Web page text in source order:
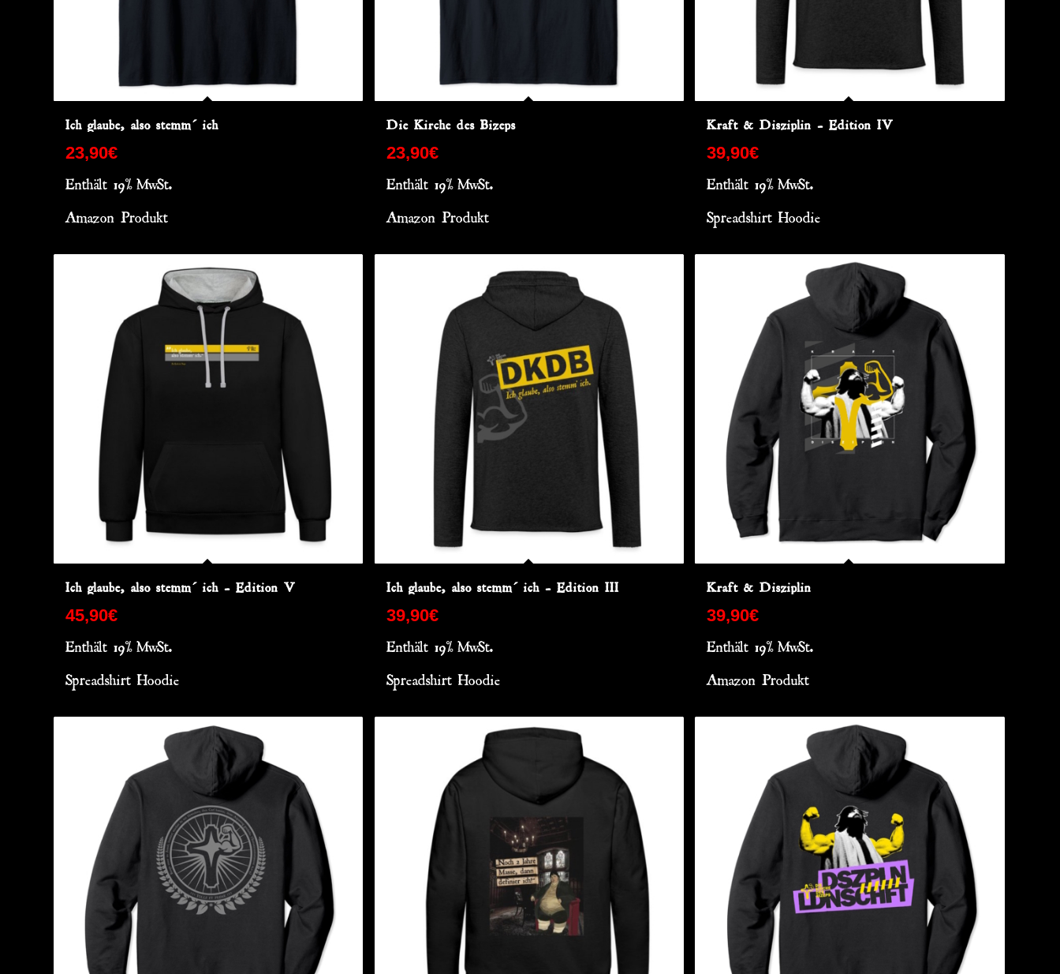
Ich glaube, also stemm´ ich
23,90€
Enthält 19% MwSt.
Amazon Produkt
Die Kirche des Bizeps
23,90€
Enthält 19% MwSt.
Amazon Produkt
Kraft & Disziplin – Edition IV
39,90€
Enthält 19% MwSt.
Spreadshirt Hoodie
Ich glaube, also stemm´ ich – Edition V
45,90€
Enthält 19% MwSt.
Spreadshirt Hoodie
Ich glaube, also stemm´ ich – Edition III
39,90€
Enthält 19% MwSt.
Spreadshirt Hoodie
Kraft & Disziplin
39,90€
Enthält 19% MwSt.
Amazon Produkt